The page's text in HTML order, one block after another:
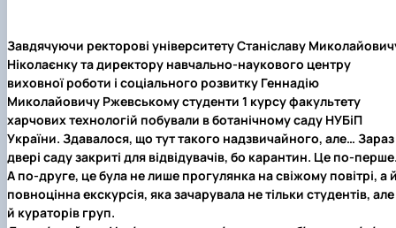
Завдячуючи ректорові університету Станіславу
Ніколаєнку та директору навчально-наукового центру
виховної роботи і соціального розвитку Геннадію
Миколайовичу Ржевському студенти 1 курсу факультету
харчових технологій побували в ботанічному саду НУБіП
України. Здавалося, що тут такого надзвичайного, але… Зараз
двері саду закриті для відвідувачів, бо карантин. Це по-
А по-друге, це була не лише прогулянка на свіжому повітрі, а
повноцінна екскурсія, яка зачарувала не тільки студентів, але
й кураторів груп.